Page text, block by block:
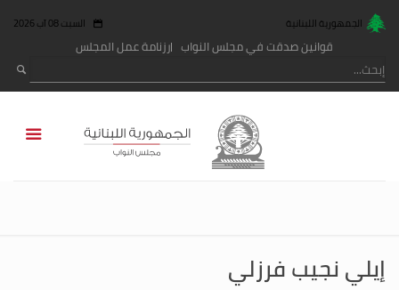
الجمهورية اللبنانية السبت 08 آب 2026
قوانين صدقت في مجلس النواب رزنامة عمل المجلس
إيلي نجيب فرزلي